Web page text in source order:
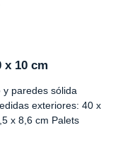
x 10 cm
paredes sólida
exteriores: 40 x
x 8,6 cm Palets